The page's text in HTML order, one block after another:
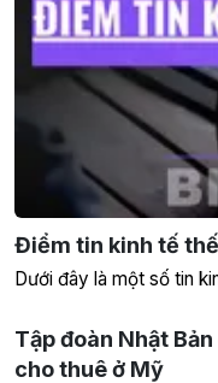
Điểm tin kinh tế
Dưới đây là một số tin
Tập đoàn Nhật
cho thuê ở Mỹ